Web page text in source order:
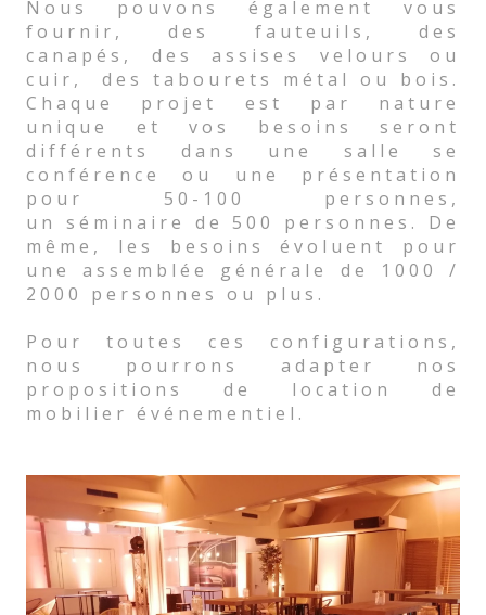
Nous pouvons également vous
fournir, des fauteuils, des
canapés, des assises velours ou
cuir, des tabourets métal ou bois.
Chaque projet est par nature
unique et vos besoins seront
différents dans une salle se
conférence ou une présentation
pour 50-100 personnes,
un séminaire de 500 personnes. De
même, les besoins évoluent pour
une assemblée générale de 1000 /
2000 personnes ou plus.
Pour toutes ces configurations,
nous pourrons adapter nos
propositions de location de
mobilier événementiel.